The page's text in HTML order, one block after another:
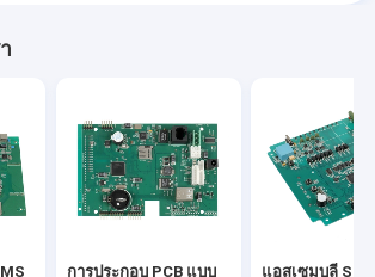
PCB
แบบครบวงจร
การประกอบ PCB แบบ แอสเซมบลี